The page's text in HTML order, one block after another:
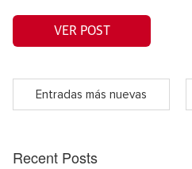
VER POST
Entradas más nuevas
Recent Posts